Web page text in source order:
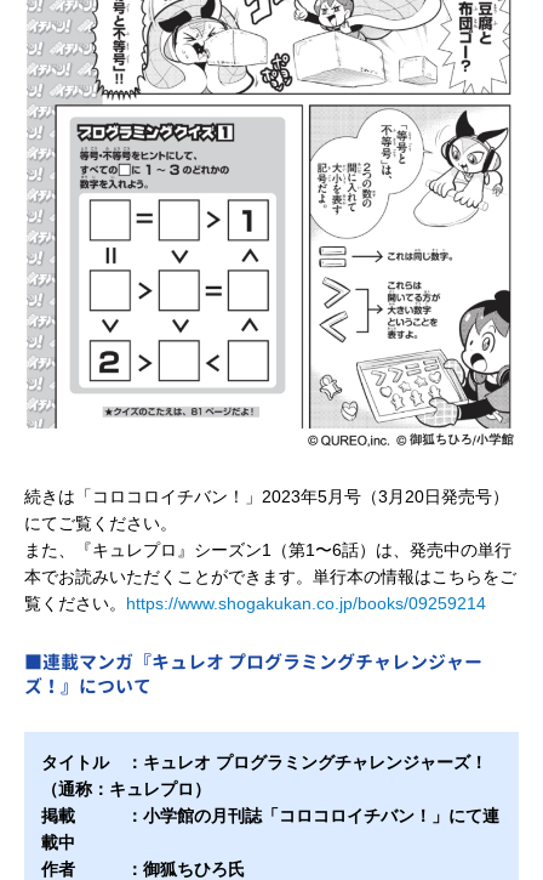
続きは「コロコロイチバン！」2023年5月号（3月20日発売号）
にてご覧ください。
また、『キュレプロ』シーズン1（第1〜6話）は、発売中の単行
本でお読みいただくことができます。単行本の情報はこちらをご
覧ください。 https://www.shogakukan.co.jp/books/09259214
■連載マンガ『キュレオ プログラミングチャレンジャー
ズ！』について
タイトル ：キュレオ プログラミングチャレンジャーズ！
（通称：キュレプロ）
掲載 ：小学館の月刊誌「コロコロイチバン！」にて連
載中
作者 ：御狐ちひろ氏